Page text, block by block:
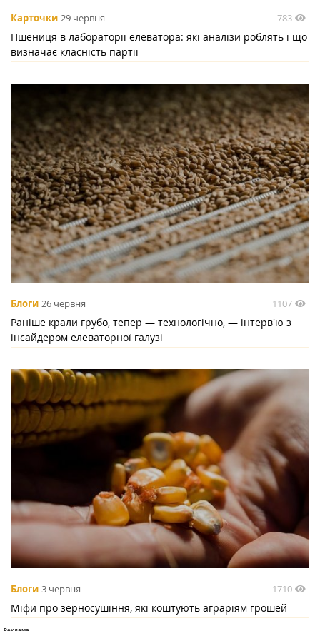
Карточки 29 червня 783
Пшениця в лабораторії елеватора: які аналізи роблять і що
визначає класність партії
Блоги 26 червня 1107
Раніше крали грубо, тепер — технологічно, — інтерв'ю з
інсайдером елеваторної галузі
Блоги 3 червня 1710
Міфи про зерносушіння, які коштують аграріям грошей